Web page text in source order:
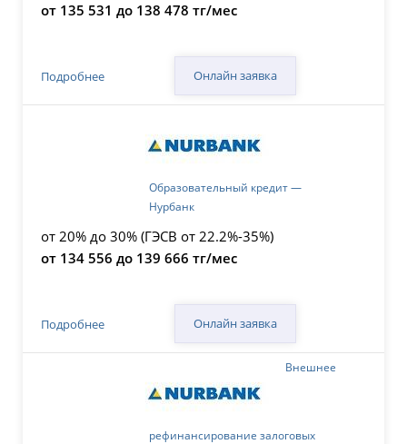
от 135 531 до 138 478 тг/мес
Подробнее Онлайн заявка
Образовательный кредит —
Нурбанк
от 20% до 30% (ГЭСВ от 22.2%-35%)
от 134 556 до 139 666 тг/мес
Подробнее Онлайн заявка
Внешнее
рефинансирование залоговых